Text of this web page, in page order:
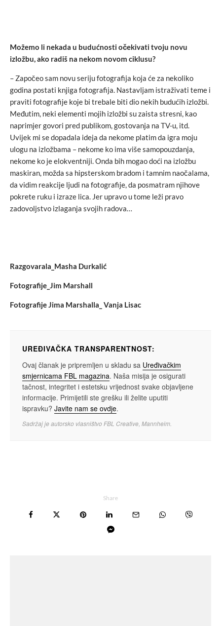
Možemo li nekada u budućnosti očekivati tvoju novu
izložbu, ako radiš na nekom novom ciklusu?
– Započeo sam novu seriju fotografija koja će za nekoliko
godina postati knjiga fotografija. Nastavljam istraživati teme i
praviti fotografije koje bi trebale biti dio nekih budućih izložbi.
Međutim, neki elementi mojih izložbi su zaista stresni, kao
naprimjer govori pred publikom, gostovanja na TV-u, itd.
Uvijek mi se dopadala ideja da nekome platim da igra moju
ulogu na izložbama – nekome ko ima više samopouzdanja,
nekome ko je elokventniji. Onda bih mogao doći na izložbu
maskiran, možda sa hipsterskom bradom i tamnim naočalama,
da vidim reakcije ljudi na fotografije, da posmatram njihove
pokrete ruku i izraze lica. Jer upravo u tome leži pravo
zadovoljstvo izlaganja svojih radova…
Razgovarala_Masha Durkalić
Fotografije_Jim Marshall
Fotografije Jima Marshalla_ Vanja Lisac
UREĐIVAČKA TRANSPARENTNOST:
Ovaj članak je pripremljen u skladu sa Uređivačkim
smjernicama FBL magazina. Naša misija je osigurati
tačnost, integritet i estetsku vrijednost svake objavljene
informacije. Primijetili ste grešku ili želite uputiti
ispravku? Javite nam se ovdje.
Sadržaj je autorsko vlasništvo FBL Creative, Mannheim.
Share